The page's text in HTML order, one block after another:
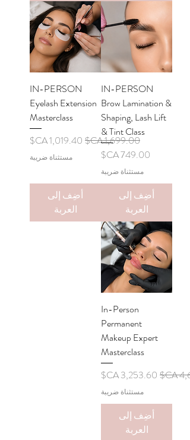
IN-PERSON
Brow Lamination &
Shaping, Lash Lift
& Tint Class
السعر
مستثناة ضريبة
أضِف إلى
العربة
IN-PERSON
Eyelash Extension
Masterclass
سعر عادي
سعر البيع
مستثناة ضريبة
أضِف إلى
العربة
In-Person
Permanent
Makeup Expert
Masterclass
سعر البيع
مستثناة ضريبة
أضِف إلى
العربة